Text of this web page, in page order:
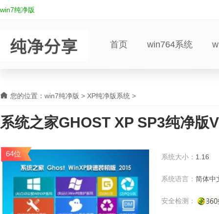
win7纯净版
首页 win764系统
您的位置： win7纯净版 > XP纯净版系统 >
系统之家GHOST XP SP3纯净版
64位 系统大小： 1.16
系统语言： 简体中
安全检测：